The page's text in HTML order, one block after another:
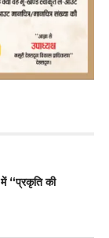
“प्रकृति की